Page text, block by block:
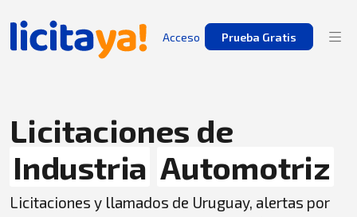
Acceso Prueba Gratis
Licitaciones de
Industria Automotriz
Licitaciones y llamados de Uruguay, alertas por